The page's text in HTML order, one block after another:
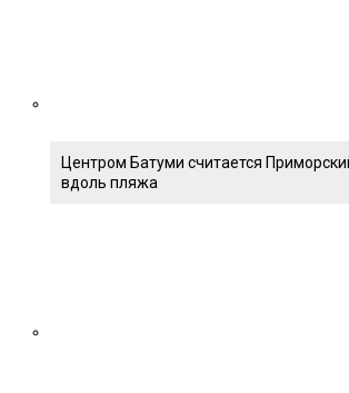
Центром Батуми считается
вдоль пляжа